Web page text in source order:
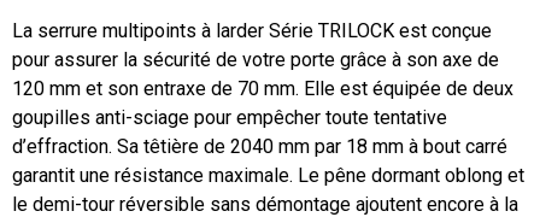
La serrure multipoints à larder Série TRILOCK est conçue
pour assurer la sécurité de votre porte grâce à son axe de
120 mm et son entraxe de 70 mm. Elle est équipée de deux
goupilles anti-sciage pour empêcher toute tentative
d’effraction. Sa têtière de 2040 mm par 18 mm à bout carré
garantit une résistance maximale. Le pêne dormant oblong et
le demi-tour réversible sans démontage ajoutent encore à la